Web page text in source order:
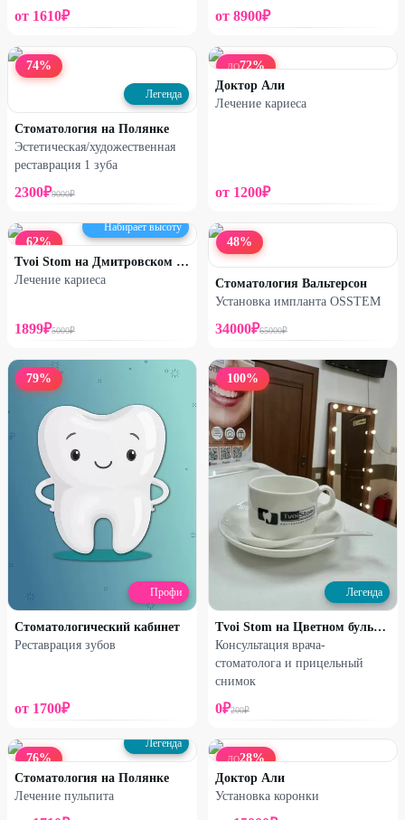
от 1610₽ от 8900₽
74%
Легенда
Стоматология на Полянке
Эстетическая/художественная
реставрация 1 зуба
2300₽9000₽
ДО72%
Доктор Али
Лечение кариеса
от 1200₽
62%
Набирает высоту
Tvoi Stom на Дмитровском шоссе
Лечение кариеса
1899₽5000₽
48%
Стоматология Вальтерсон
Установка импланта OSSTEM
34000₽65000₽
79%
Профи
Стоматологический кабинет
Реставрация зубов
от 1700₽
100%
Легенда
Tvoi Stom на Цветном бульваре
Консультация врача-
стоматолога и прицельный
снимок
0₽200₽
76%
Легенда
Стоматология на Полянке
Лечение пульпита
ДО28%
Доктор Али
Установка коронки